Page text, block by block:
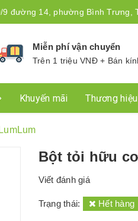
9 đường 14, phường Bình Trưng,
Miễn phí vận chuyển
Trên 1 triệu VNĐ + Bán
Khuyến mãi Thương
Bột tỏi hữu
Viết đánh giá
Trạng thái: Hết hàng